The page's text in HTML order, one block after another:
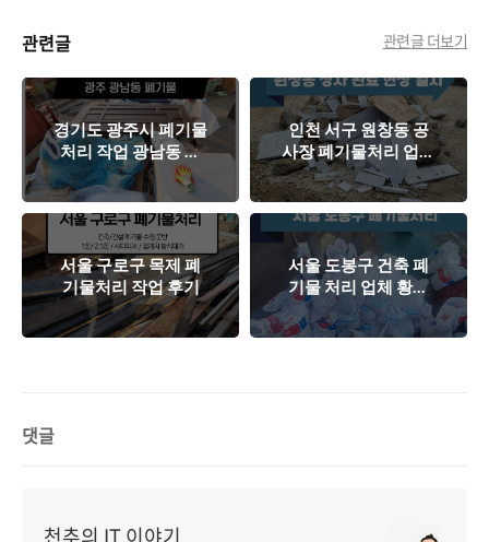
관련글 관련글 더보기
경기도 광주시 폐기물
처리 작업 광남동 현
장 스캐치
인천 서구 원창동 공
사장 폐기물처리 업체
는 무조건 전문업체에
연락하세요!
서울 구로구 목제 폐
기물처리 작업 후기
서울 도봉구 건축 폐
기물 처리 업체 황소
환경 '방학동 작업 스
케치'
댓글
천추의 IT 이야기